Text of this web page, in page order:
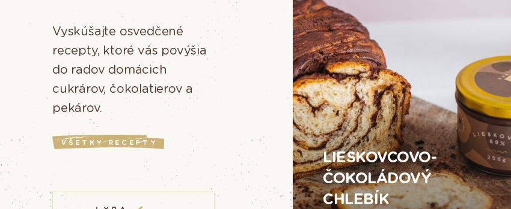
Vyskúšajte osvedčené
recepty, ktoré vás povýšia
do radov domácich
cukrárov, čokolatierov a
pekárov.
VŠETKY RECEPTY
LIESKOVCOVO-
ČOKOLÁDOVÝ
CHLEBÍK